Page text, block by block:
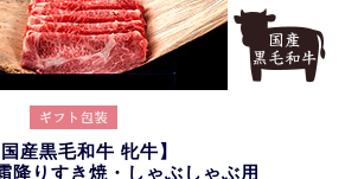
国産黒毛和牛 牝牛】
りすき焼・しゃぶしゃぶ用